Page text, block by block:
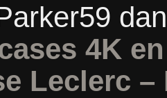
4K
Leclerc